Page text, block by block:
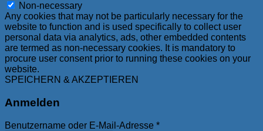
Non-necessary
Any cookies that may not be particularly necessary for the
website to function and is used specifically to collect user
personal data via analytics, ads, other embedded contents
are termed as non-necessary cookies. It is mandatory to
procure user consent prior to running these cookies on your
website.
SPEICHERN & AKZEPTIEREN
Anmelden
Benutzername oder E-Mail-Adresse *